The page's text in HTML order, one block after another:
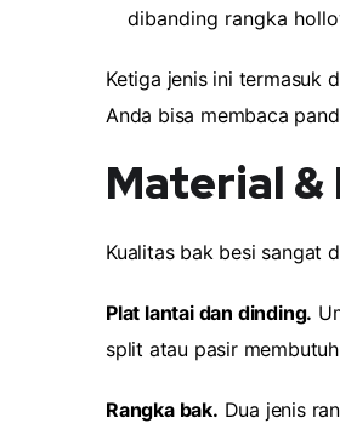
dibanding rangka
Ketiga jenis ini termasuk
Anda bisa membaca
Material &
Kualitas bak besi sangat
Plat lantai dan dinding.
split atau pasir
Rangka bak. Dua jenis